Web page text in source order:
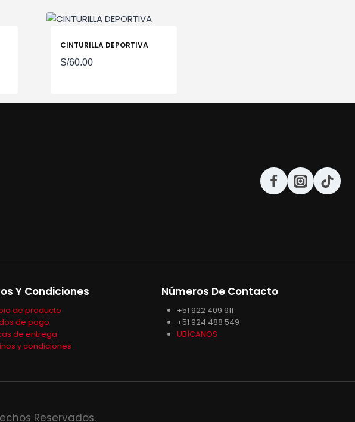
CINTURILLA DEPORTIVA
S/60.00
Y Condiciones
de producto
de pago
de entrega
y condiciones
Números De Contacto
+51 922 409 911
+51 924 488 549
UBÍCANOS
Reservados.